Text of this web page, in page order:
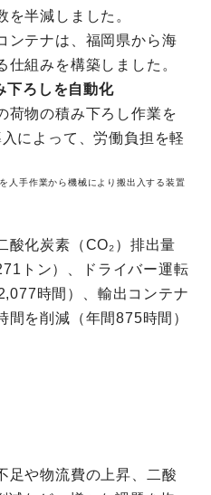
を半減しました。
テナは、福岡県から海
組みを構築しました。
ろしを自動化
物の積み下ろし作業を
によって、労働負担を軽
手作業から機械により搬出入する装置
酸化炭素（CO₂）排出量
トン）、ドライバー運転
時間）、輸出コンテナ
を削減（年間875時間）
足や物流費の上昇、二酸